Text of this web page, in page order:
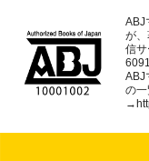
ABJ
が
信
ABJ
の
→